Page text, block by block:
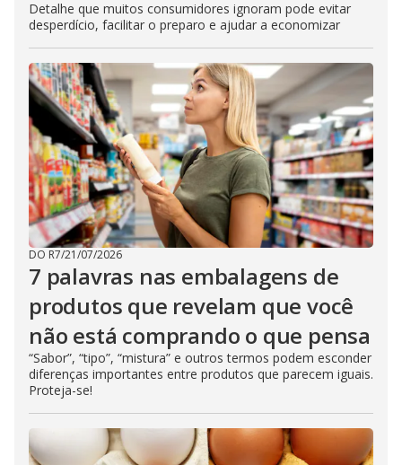
Detalhe que muitos consumidores ignoram pode evitar
desperdício, facilitar o preparo e ajudar a economizar
DO R7/21/07/2026
7 palavras nas embalagens de
produtos que revelam que você
não está comprando o que pensa
“Sabor”, “tipo”, “mistura” e outros termos podem esconder
diferenças importantes entre produtos que parecem iguais.
Proteja-se!